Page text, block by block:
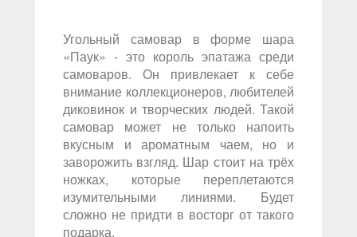
Угольный самовар в форме шара
«Паук» - это король эпатажа среди
самоваров. Он привлекает к себе
внимание коллекционеров, любителей
диковинок и творческих людей. Такой
самовар может не только напоить
вкусным и ароматным чаем, но и
заворожить взгляд. Шар стоит на трёх
ножках, которые переплетаются
изумительными линиями. Будет
сложно не придти в восторг от такого
подарка.